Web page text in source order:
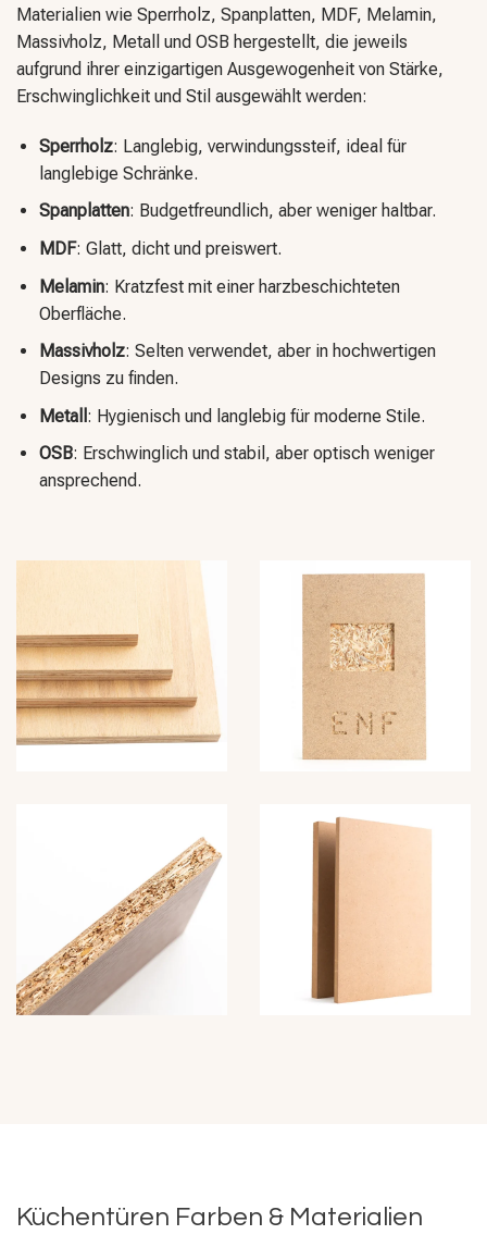
Materialien wie Sperrholz, Spanplatten, MDF, Melamin,
Massivholz, Metall und OSB hergestellt, die jeweils
aufgrund ihrer einzigartigen Ausgewogenheit von Stärke,
Erschwinglichkeit und Stil ausgewählt werden:
Sperrholz: Langlebig, verwindungssteif, ideal für
langlebige Schränke.
Spanplatten: Budgetfreundlich, aber weniger haltbar.
MDF: Glatt, dicht und preiswert.
Melamin: Kratzfest mit einer harzbeschichteten
Oberfläche.
Massivholz: Selten verwendet, aber in hochwertigen
Designs zu finden.
Metall : Hygienisch und langlebig für moderne Stile.
OSB: Erschwinglich und stabil, aber optisch weniger
ansprechend.
Küchentüren Farben & Materialien